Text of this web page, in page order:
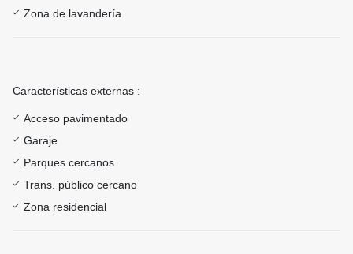
Zona de lavandería
Características externas :
Acceso pavimentado
Garaje
Parques cercanos
Trans. público cercano
Zona residencial